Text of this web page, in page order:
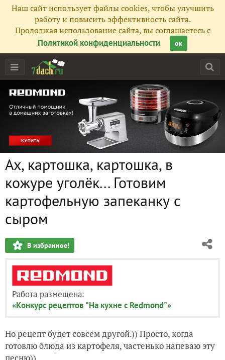
Наш сайт использует файлы cookies, чтобы улучшить
работу и повысить эффективность сайта.
Продолжая использование сайта, вы соглашаетесь с
Политикой конфиденциальности
ок
Ах, картошка, картошка, в
кожуре уголёк... Готовим
картофельную запеканку с
сыром
В избранное!
Работа размещена:
«Конкурс рецептов "На кухне с Redmond"»
Но рецепт будет совсем другой.)) Просто, когда
готовлю блюда из картофеля, частенько напеваю эту